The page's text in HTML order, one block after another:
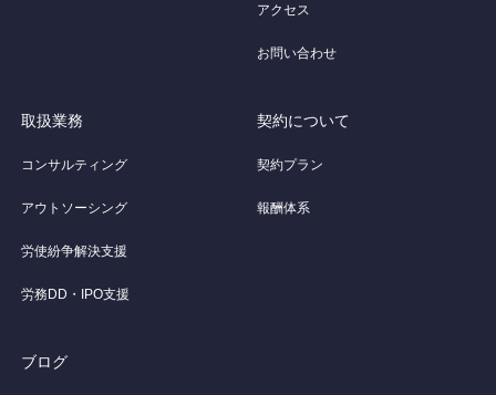
アクセス
お問い合わせ
取扱業務
コンサルティング
アウトソーシング
労使紛争解決支援
労務DD・IPO支援
契約について
契約プラン
報酬体系
ブログ